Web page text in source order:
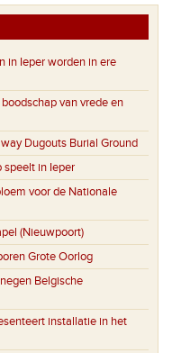
in Ieper worden in ere
van vrede en
Dugouts Burial Ground
speelt in Ieper
voor de Nationale
(Nieuwpoort)
Grote Oorlog
Belgische
installatie in het